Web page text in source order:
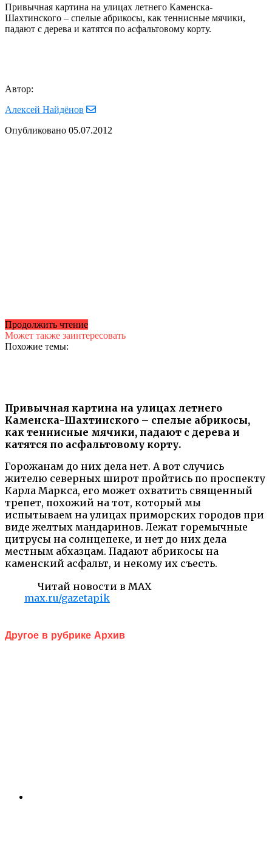
Привычная картина на улицах летнего Каменска-
Шахтинского – спелые абрикосы, как теннисные мячики,
падают с дерева и катятся по асфальтовому корту.
Автор:
Алексей Найдёнов
Опубликовано 05.07.2012
Привычная картина на улицах летнего
Каменска-Шахтинского – спелые абрикосы,
как теннисные мячики, падают с дерева и
катятся по асфальтовому корту.
Горожанам до них дела нет. А вот случись
жителю северных широт пройтись по проспекту
Карла Маркса, его может охватить священный
трепет, похожий на тот, который мы
испытываем на улицах приморских городов при
виде желтых мандаринов. Лежат горемычные
цитрусы на солнцепеке, и нет до них дела
местным абхазцам. Падают абрикосы на
каменский асфальт, и некому их съесть.
Читай новости в MAX
max.ru/gazetapik
Продолжить чтение
Может также заинтересовать
Похожие темы:
Другое в рубрике Архив